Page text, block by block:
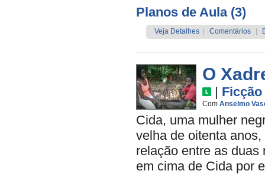
Planos de Aula (3)
Veja Detalhes Comentários
O
| Ficção
Com Anselmo
Cida, uma mulher
velha de oitenta
relação entre as duas
em cima de Cida por